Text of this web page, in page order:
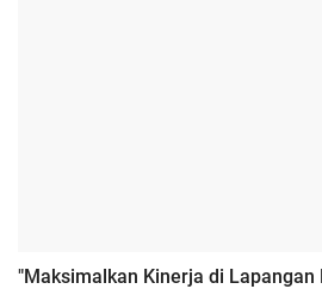
"Maksimalkan Kinerja di Lapangan